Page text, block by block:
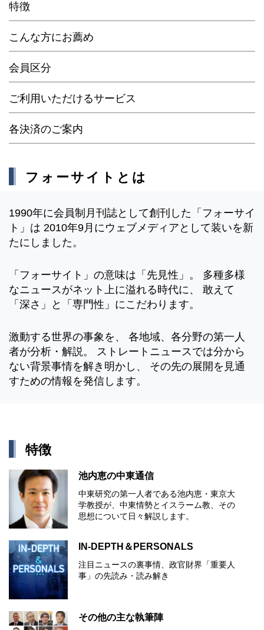
特徴
こんな方にお薦め
会員区分
ご利用いただけるサービス
各決済のご案内
フォーサイトとは
1990年に会員制月刊誌として創刊した「フォーサイ
ト」は 2010年9月にウェブメディアとして装いを新
たにしました。
「フォーサイト」の意味は「先見性」。 多種多様
なニュースがネット上に溢れる時代に、 敢えて
「深さ」と「専門性」にこだわります。
激動する世界の事象を、 各地域、各分野の第一人
者が分析・解説。 ストレートニュースでは分から
ない背景事情を解き明かし、 その先の展開を見通
すための情報を発信します。
特徴
池内恵の中東通信
中東研究の第⼀⼈者である池内恵・東京⼤
学教授が、中東情勢とイスラーム教、その
思想について⽇々解説します。
IN-DEPTH＆PERSONALS
注目ニュースの裏事情、政官財界「重要人
事」の先読み・読み解き
その他の主な執筆陣